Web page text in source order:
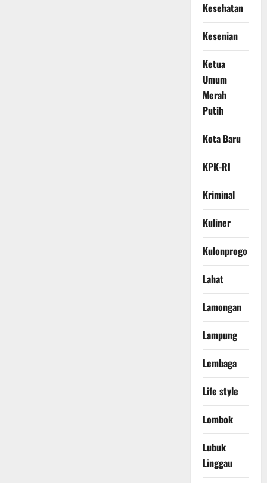
Kesehatan
Kesenian
Ketua
Umum
Merah
Putih
Kota Baru
KPK-RI
Kriminal
Kuliner
Kulonprogo
Lahat
Lamongan
Lampung
Lembaga
Life style
Lombok
Lubuk
Linggau